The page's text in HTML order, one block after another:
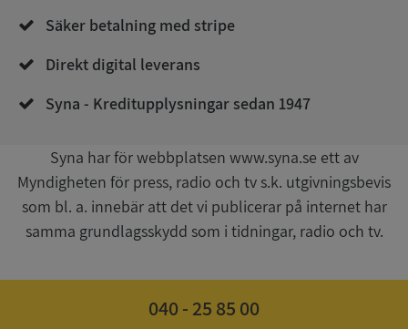
Säker betalning med stripe
Direkt digital leverans
Syna - Kreditupplysningar sedan 1947
Syna har för webbplatsen www.syna.se ett av
Myndigheten för press, radio och tv s.k. utgivningsbevis
som bl. a. innebär att det vi publicerar på internet har
samma grundlagsskydd som i tidningar, radio och tv.
040 - 25 85 00
.youtube.com
ASP.NET_SessionId
Microsoft
de.syna.se
Session
Privacy Policy